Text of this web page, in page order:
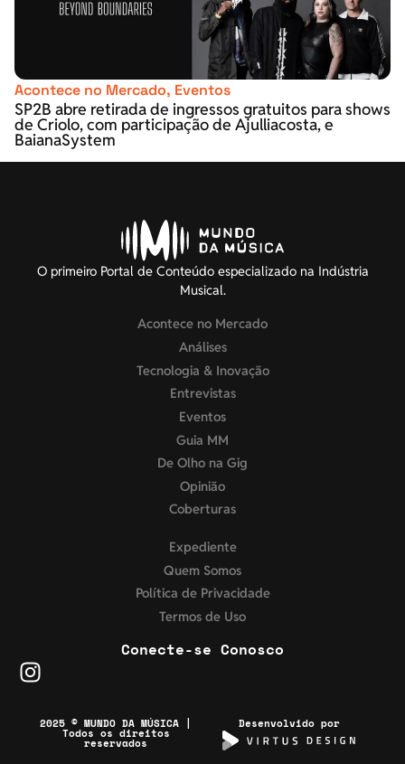
Acontece no Mercado, Eventos
SP2B abre retirada de ingressos gratuitos para shows
de Criolo, com participação de Ajulliacosta, e
BaianaSystem
O primeiro Portal de Conteúdo especializado na Indústria
Musical.
Acontece no Mercado
Análises
Tecnologia & Inovação
Entrevistas
Eventos
Guia MM
De Olho na Gig
Opinião
Coberturas
Expediente
Quem Somos
Política de Privacidade
Termos de Uso
Conecte-se Conosco
2025 © MUNDO DA MÚSICA |
Todos os direitos
reservados
Desenvolvido por